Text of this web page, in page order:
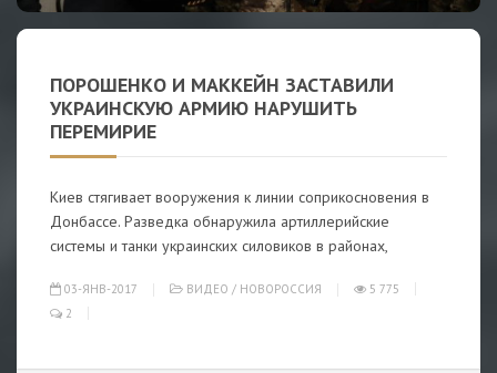
ПОРОШЕНКО И МАККЕЙН ЗАСТАВИЛИ
УКРАИНСКУЮ АРМИЮ НАРУШИТЬ
ПЕРЕМИРИЕ
Киев стягивает вооружения к линии соприкосновения в
Донбассе. Разведка обнаружила артиллерийские
системы и танки украинских силовиков в районах,
03-ЯНВ-2017 ВИДЕО / НОВОРОССИЯ
5 775
2